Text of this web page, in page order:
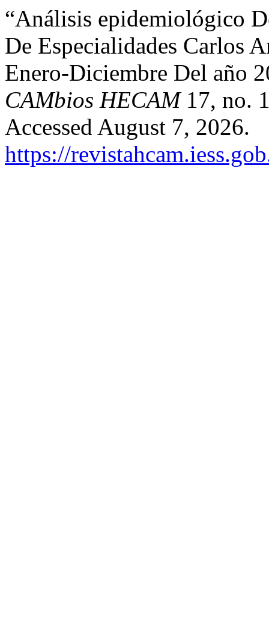
“Análisis epidemiológico
De Especialidades Carlos
Enero-Diciembre Del año
CAMbios HECAM17, no.
Accessed August 7, 2026.
https://